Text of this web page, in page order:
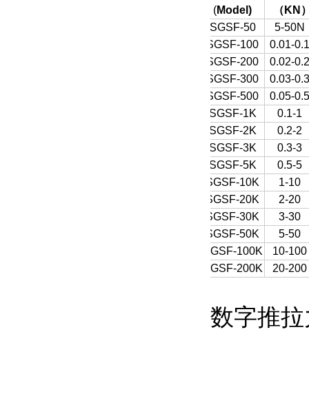
(Model)
（ KN
SGSF-50
5-50N
SGSF-100
0.01-
SGSF-200
0.02-
SGSF-300
0.03-
SGSF-500
0.05-
SGSF-1K
0.1-1
SGSF-2K
0.2-2
SGSF-3K
0.3-3
SGSF-5K
0.5-5
SGSF-10K
1-10
SGSF-20K
2-20
SGSF-30K
3-30
SGSF-50K
5-50
SGSF-100K
10-100
SGSF-200K
20-200
数字推